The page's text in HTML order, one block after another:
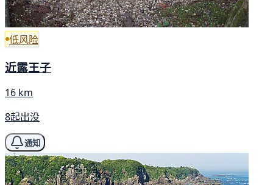
低风险
近露王子
16 km
8起出没
通知